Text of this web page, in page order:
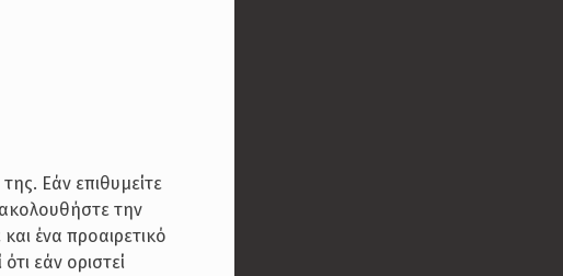
Εάν επιθυμείτε
την
ένα προαιρετικό
εάν οριστεί